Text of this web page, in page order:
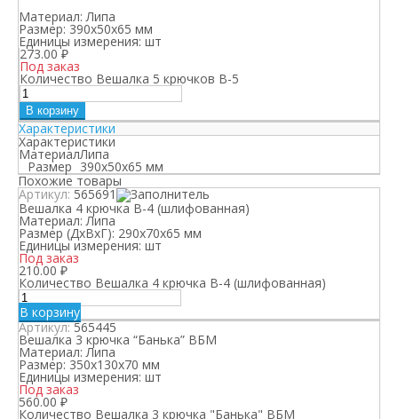
Материал: Липа
Размер: 390х50х65 мм
Единицы измерения: шт
273.00₽
Под заказ
Количество Вешалка 5 крючков В-5
В корзину
Характеристики
Характеристики
МатериалЛипа
Размер 390х50х65 мм
Похожие товары
Артикул:565691
Вешалка 4 крючка В-4 (шлифованная)
Материал: Липа
Размер (ДхВхГ): 290х70х65 мм
Единицы измерения: шт
Под заказ
210.00 ₽
Количество Вешалка 4 крючка В-4 (шлифованная)
В корзину
Артикул:565445
Вешалка 3 крючка “Банька” ВБМ
Материал: Липа
Размер: 350х130х70 мм
Единицы измерения: шт
Под заказ
560.00 ₽
Количество Вешалка 3 крючка "Банька" ВБМ